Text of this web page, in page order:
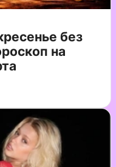
без
на